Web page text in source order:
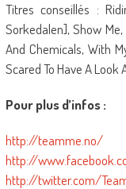
Titres conseillés :
Sorkedalen], Show
And Chemicals, With
Scared To Have A Look
Pour plus d’infos :
http://teamme.no/
http://
http://twitter.com/